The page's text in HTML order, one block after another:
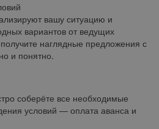
вашу ситуацию и
вариантов от ведущих
наглядные предложения с
и понятно.
соберёте все необходимые
условий — оплата аванса и